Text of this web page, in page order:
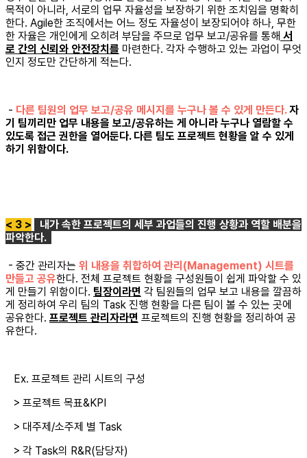
목적이 아니라, 서로의 업무 자율성을 보장하기 위한 조치임을 명확히
한다. Agile한 조직에서는 어느 정도 자율성이 보장되어야 하나, 무한
한 자율은 개인에게 오히려 부담을 주므로 업무 보고/공유를 통해 서
로 간의 신뢰와 안전장치를 마련한다. 각자 수행하고 있는 과업이 무엇
인지 정도만 간단하게 적는다.
- 다른 팀원의 업무 보고/공유 메시지를 누구나 볼 수 있게 만든다.자
기 팀끼리만 업무 내용을 보고/공유하는 게 아니라 누구나 열람할 수
있도록 접근 권한을 열어둔다. 다른 팀도 프로젝트 현황을 알 수 있게
하기 위함이다.
< 3 >
내가 속한 프로젝트의 세부 과업들의 진행 상황과 역할 배분을
파악한다.
- 중간 관리자는 위 내용을 취합하여 관리(Management) 시트를
만들고 공유한다. 전체 프로젝트 현황을 구성원들이 쉽게 파악할 수 있
게 만들기 위함이다. 팀장이라면 각 팀원들의 업무 보고 내용을 깔끔하
게 정리하여 우리 팀의 Task 진행 현황을 다른 팀이 볼 수 있는 곳에
공유한다. 프로젝트 관리자라면 프로젝트의 진행 현황을 정리하여 공
유한다.
Ex. 프로젝트 관리 시트의 구성
> 프로젝트 목표&KPI
> 대주제/소주제 별 Task
> 각 Task의 R&R(담당자)